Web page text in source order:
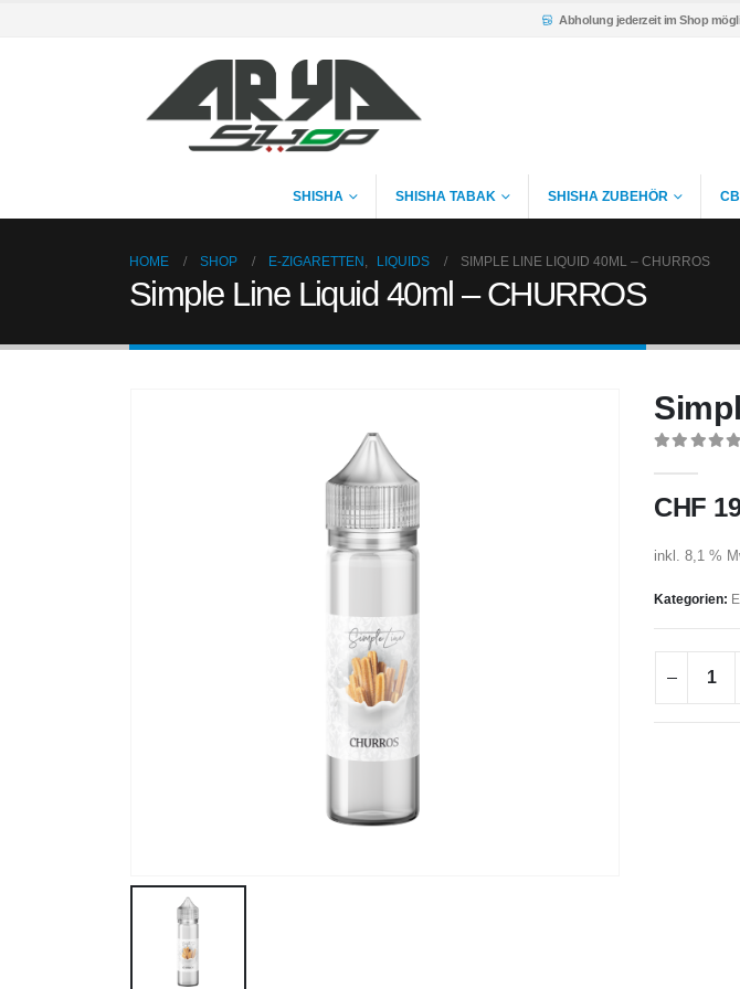
Abholung jederzeit im Shop
SHISHA SHISHA TABAK SHISHA ZUBEHÖR
HOME SHOP E-ZIGARETTEN LIQUIDS SIMPLE LINE LIQUID 40ML – CHURROS
Simple Line Liquid 40ml – CHURROS
CHF
inkl. 8,1 %
Kategorien: